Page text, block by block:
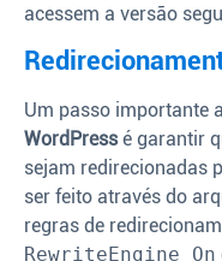
acessem a versão
Um passo importante
WordPressé garantir
sejam redirecionadas
ser feito através do
regras de
RewriteEngine On